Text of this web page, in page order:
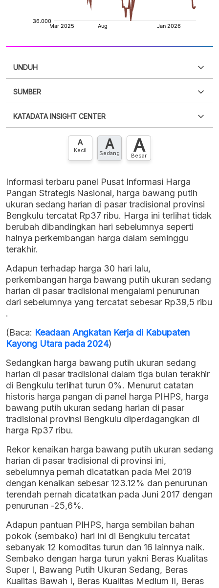
UNDUH
XLS
SUMBER
punya akun?Silakan Daftar sekarang
KATADATA INSIGHT CENTER
Hubungi sekarang »
A
Kecil A
Sedang A
Besar
Informasi terbaru panel Pusat Informasi Harga
Pangan Strategis Nasional, harga bawang putih
ukuran sedang harian di pasar tradisional provinsi
Bengkulu tercatat Rp37 ribu. Harga ini terlihat tidak
berubah dibandingkan hari sebelumnya seperti
halnya perkembangan harga dalam seminggu
terakhir.
Adapun terhadap harga 30 hari lalu,
perkembangan harga bawang putih ukuran sedang
harian di pasar tradisional mengalami penurunan
dari sebelumnya yang tercatat sebesar Rp39,5 ribu
.
(Baca: Keadaan Angkatan Kerja di Kabupaten
Kayong Utara pada 2024)
Sedangkan harga bawang putih ukuran sedang
harian di pasar tradisional dalam tiga bulan terakhir
di Bengkulu terlihat turun 0%. Menurut catatan
historis harga pangan di panel harga PIHPS, harga
bawang putih ukuran sedang harian di pasar
tradisional provinsi Bengkulu diperdagangkan di
harga Rp37 ribu.
Rekor kenaikan harga bawang putih ukuran sedang
harian di pasar tradisional di provinsi ini,
sebelumnya pernah dicatatkan pada Mei 2019
dengan kenaikan sebesar 123.12% dan penurunan
terendah pernah dicatatkan pada Juni 2017 dengan
penurunan -25,6%.
Adapun pantuan PIHPS, harga sembilan bahan
pokok (sembako) hari ini di Bengkulu tercatat
sebanyak 12 komoditas turun dan 16 lainnya naik.
Sembako dengan harga turun yakni Beras Kualitas
Super I, Bawang Putih Ukuran Sedang, Beras
Kualitas Bawah I, Beras Kualitas Medium II, Beras